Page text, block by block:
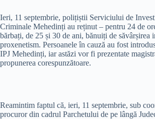
Ieri, 11 septembrie, polițiștii Serviciului de
Criminale Mehedinți au reținut – pentru 24 de
bărbați, de 25 și 30 de ani, bănuiți de săvârșirea
proxenetism. Persoanele în cauză au fost
IPJ Mehedinți, iar astăzi vor fi prezentate
propunerea corespunzătoare.
Reamintim faptul că, ieri, 11 septembrie, sub
procuror din cadrul Parchetului de pe lângă